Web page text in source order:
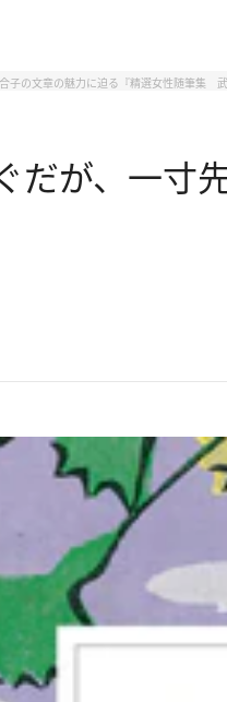
子の文章の魅力に迫る『精選女性随筆集 武
だが、一寸